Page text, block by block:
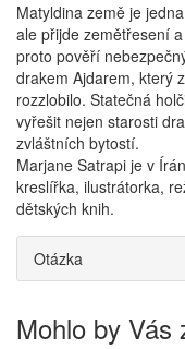
Matyldina země je
ale přijde zemětřesení
proto pověří
drakem Ajdarem, který
rozzlobilo. Statečná
vyřešit nejen starosti
zvláštních bytostí.
Marjane Satrapi je v
kreslířka, ilustrátorka,
dětských knih.
Otázka
Mohlo by Vás